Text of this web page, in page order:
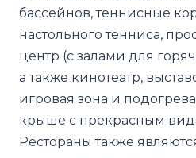
бассейнов, теннисные
настольного тенниса,
центр (с залами для
а также кинотеатр,
игровая зона и
крыше с прекрасным
Рестораны также